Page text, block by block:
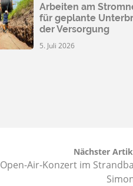
Arbeiten am
für geplante
der Versorgung
5. Juli 2026
Nächster
Open-Air-Konzert im